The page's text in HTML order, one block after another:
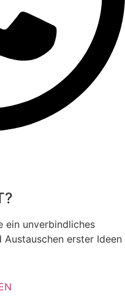
ein unverbindliches
Austauschen erster Ideen